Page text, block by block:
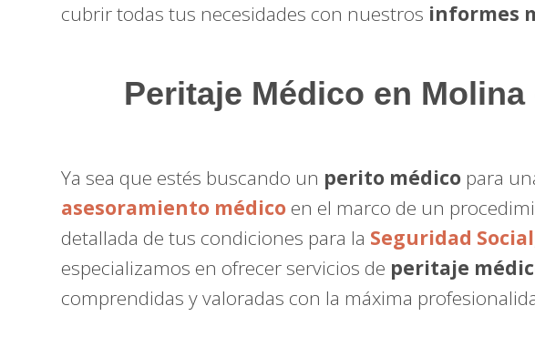
cubrir todas tus necesidades con nuestros informes
Peritaje Médico en
Ya sea que estés buscando un perito médico para
asesoramiento médico en el marco de un
detallada de tus condiciones para la Seguridad Social
especializamos en ofrecer servicios de peritaje
comprendidas y valoradas con la máxima